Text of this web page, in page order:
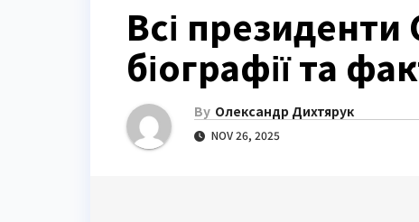
Всі
біографії та
By Олександр Дихтярук
NOV 26, 2025